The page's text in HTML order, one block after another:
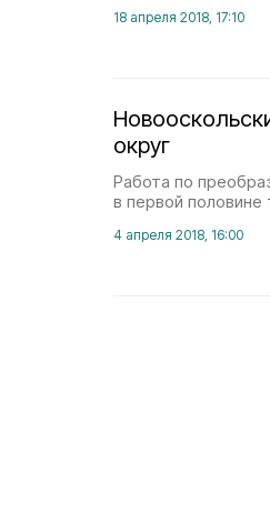
18 апреля 2018, 17:10
округ
Работа по
в первой половине
4 апреля 2018, 16:00